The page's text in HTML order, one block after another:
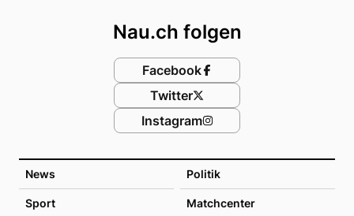
News Politik
Sport Matchcenter
Nau.ch folgen
Facebook
Twitter
Instagram